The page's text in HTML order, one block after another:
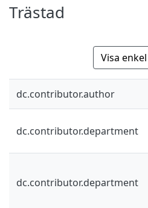
Trästad
Visa
dc.contributor.author
dc.contributor.department
dc.contributor.department